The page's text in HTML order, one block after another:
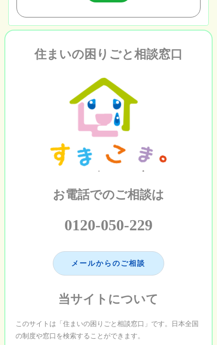
住まいの困りごと相談窓口
お電話でのご相談は
0120-050-229
メールからのご相談
当サイトについて
このサイトは「住まいの困りごと相談窓口」です。日本全国
の制度や窓口を検索することができます。